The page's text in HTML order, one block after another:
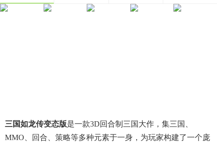
经营养成
冒险解谜
三国如龙传变态版是一款3D回合制三国大作，集三国、
MMO、回合、策略等多种元素于一身，为玩家构建了一个庞